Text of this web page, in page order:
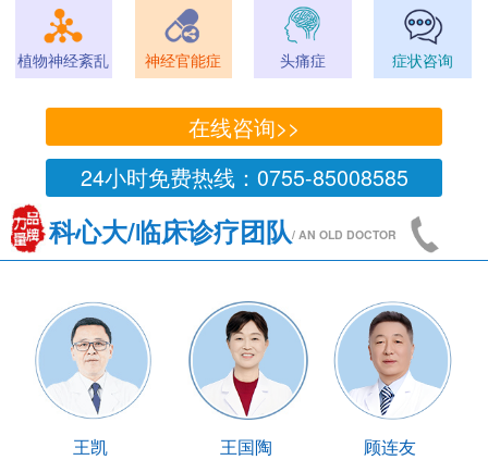
植物神经紊乱 神经官能症 头痛症 症状咨询
在线咨询>>
24小时免费热线：0755-85008585
科心大/临床诊疗团队/ AN OLD DOCTOR
王凯
王国陶
顾连友